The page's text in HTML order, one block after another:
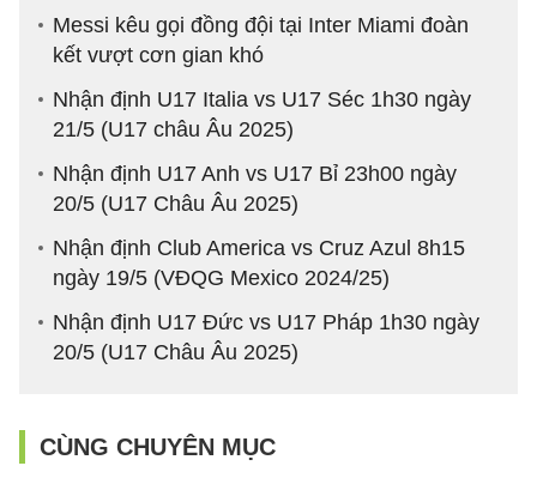
Messi kêu gọi đồng đội tại Inter Miami đoàn
kết vượt cơn gian khó
Nhận định U17 Italia vs U17 Séc 1h30 ngày
21/5 (U17 châu Âu 2025)
Nhận định U17 Anh vs U17 Bỉ 23h00 ngày
20/5 (U17 Châu Âu 2025)
Nhận định Club America vs Cruz Azul 8h15
ngày 19/5 (VĐQG Mexico 2024/25)
Nhận định U17 Đức vs U17 Pháp 1h30 ngày
20/5 (U17 Châu Âu 2025)
CÙNG CHUYÊN MỤC